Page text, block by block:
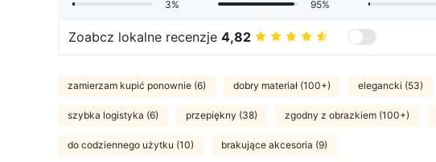
3%
95%
Zoabcz lokalne recenzje 4,82
zamierzam kupić ponownie (6) dobry materiał (100+) elegancki (53)
szybka logistyka (6) przepiękny (38) zgodny z obrazkiem (100+)
do codziennego użytku (10) brakujące akcesoria (9)